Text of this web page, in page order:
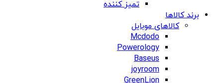
تمیز کننده
برند کالاها
کالاهای موبایل
Mcdodo
Powerology
Baseus
joyroom
GreenLion